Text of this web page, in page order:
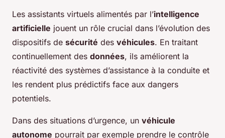
Les assistants virtuels alimentés par l’intelligence
artificielle jouent un rôle crucial dans l’évolution des
dispositifs de sécurité des véhicules. En traitant
continuellement des données, ils améliorent la
réactivité des systèmes d’assistance à la conduite et
les rendent plus prédictifs face aux dangers
potentiels.
Dans des situations d’urgence, un véhicule
autonome pourrait par exemple prendre le contrôle